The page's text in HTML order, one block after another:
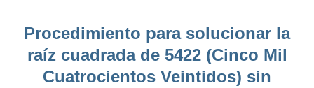
Procedimiento para solucionar la
raíz cuadrada de 5422 (Cinco Mil
Cuatrocientos Veintidos) sin